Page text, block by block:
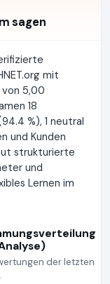
sagen
mit
von 5,00
18
%), 1 neutral
und Kunden
strukturierte
und
Lernen im
der letzten